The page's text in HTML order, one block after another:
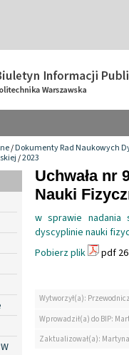
/Dokumenty Rad Naukowych
/2023
Uchwała nr
Nauki
w sprawie nadania
dyscyplinie nauki
Pobierz plik
pdf
Wytworzył(a):
Wprowadził(a) do BIP:
Zaktualizował(a):